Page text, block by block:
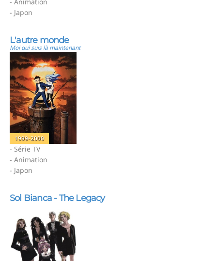
- Japon
L'autre monde
Moi qui suis là maintenant
1999-2000
- Série TV
- Animation
- Japon
Sol Bianca - The Legacy